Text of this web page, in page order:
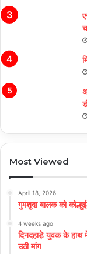
Most Viewed
April 18, 2026
गुमशुदा बालक को
4 weeks ago
दिनदहाड़े युवक के हाथ में
उठी मांग